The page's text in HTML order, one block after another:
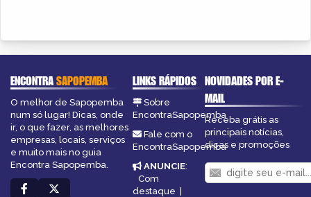
ENCONTRASAPOPEMBA
O melhor de Sapopemba
num só lugar! Dicas, onde
ir, o que fazer, as melhores
empresas, locais, serviços
e muito mais no guia
Encontra Sapopemba.
LINKS RÁPIDOS
Sobre
EncontraSapopemba
Fale com o
EncontraSapopemba
ANUNCIE:
Com
destaque |
NOVIDADES POR E-
MAIL
Receba grátis as
principais notícias,
dicas e promoções